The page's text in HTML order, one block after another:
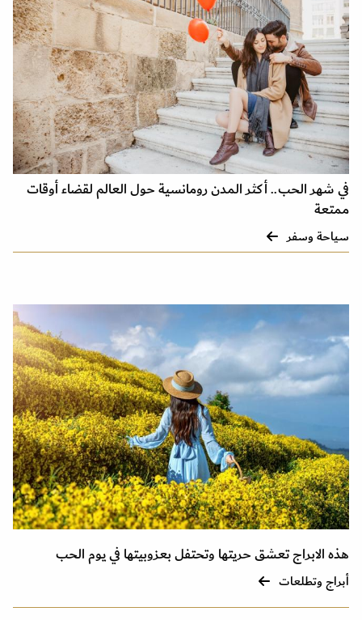
في شهر الحب.. أكثر المدن رومانسية حول العالم لقضاء أوقات
ممتعة
سياحة وسفر
هذه الابراج تعشق حريتها وتحتفل بعزوبيتها في يوم الحب
أبراج وتطلعات